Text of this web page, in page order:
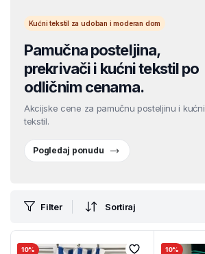
Kućni tekstil za udoban i moderan dom
Pamučna posteljina,
prekrivači i kućni tekstil po
odličnim cenama.
Akcijske cene za pamučnu posteljinu i kućni
tekstil.
Pogledaj ponudu
Filter Sortiraj
10% 10%